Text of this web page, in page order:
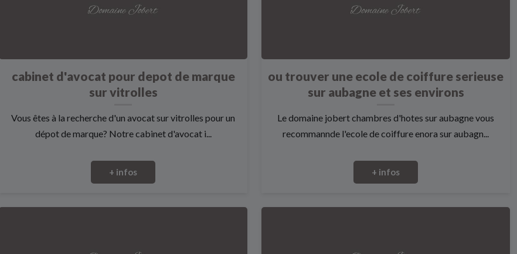
cabinet d'avocat pour depot de marque
sur vitrolles
Vous êtes à la recherche d'un avocat sur vitrolles pour un
dépot de marque? Notre cabinet d'avocat i...
+ infos
ou trouver une ecole de coiffure serieuse
sur aubagne et ses environs
Le domaine jobert chambres d'hotes sur aubagne vous
recommannde l'ecole de coiffure enora sur aubagn...
+ infos